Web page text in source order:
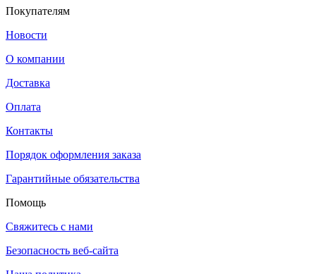
Покупателям
Новости
О компании
Доставка
Оплата
Контакты
Порядок оформления заказа
Гарантийные обязательства
Помощь
Свяжитесь с нами
Безопасность веб-сайта